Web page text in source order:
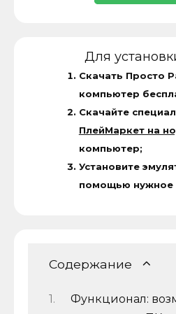
Для
Скачать Просто
компьютер
Скачайте
ПлейМаркет на
компьютер;
Установите
помощью нужное
Содержание
Функционал: